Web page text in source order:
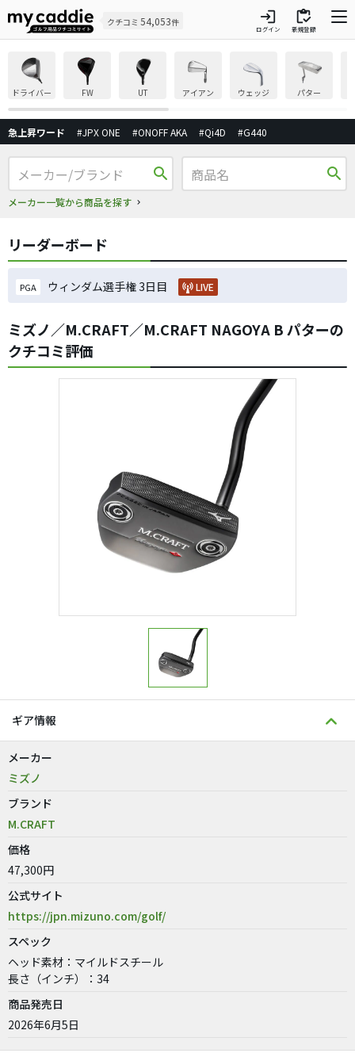
クチコミ 54,053件 login
ログイン
inventory
新規登録
ドライバー FW UT アイアン ウェッジ パター
急上昇ワード #JPX ONE #ONOFF AKA #Qi4D #G440
search
メーカー一覧から商品を探す
search
リーダーボード
PGA ウィンダム選手権 3日目 LIVE
ミズノ／M.CRAFT／M.CRAFT NAGOYA B パターの
クチコミ評価
ギア情報
メーカー
ミズノ
ブランド
M.CRAFT
価格
47,300円
公式サイト
https://jpn.mizuno.com/golf/
スペック
ヘッド素材：マイルドスチール
長さ（インチ）：34
商品発売日
2026年6月5日